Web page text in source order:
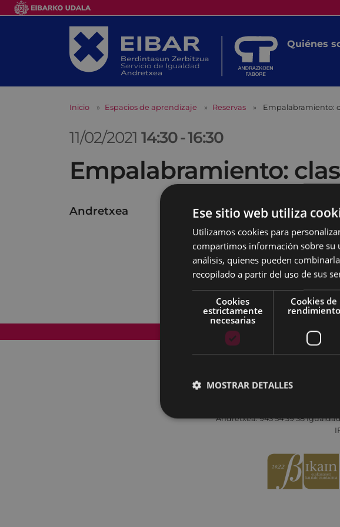
Quiénes
Inicio Espacios de aprendizaje Reservas Empalabramiento:
11/02/2021 14:30-16:30
Empalabramiento:
Andretxea
Mapa del Sitio Aviso legal
Andretxea: 943 54 39 38
Ese sitio web utiliza
Utilizamos cookies para
compartimos información sobre su
análisis, quienes pueden
recopilado a partir del uso de sus
Cookies
estrictamente
necesarias
Cookies de
rendimiento
MOSTRAR DETALLES